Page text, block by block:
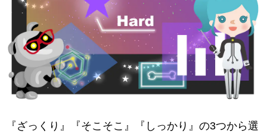
『ざっくり』『そこそこ』『しっかり』の3つから選